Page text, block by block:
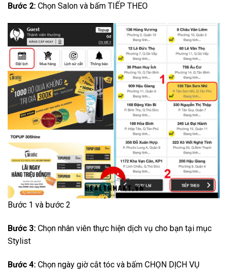
Bước 2: Chọn Salon và bấm TIẾP THEO
Bước 1 và bước 2
Bước 3: Chọn nhân viên thực hiện dịch vụ cho bạn tại mục
Stylist
Bước 4: Chọn ngày giờ cắt tóc và bấm CHỌN DỊCH VỤ